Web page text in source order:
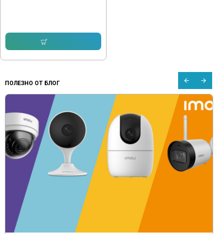
ПОЛЕЗНО ОТ БЛОГ